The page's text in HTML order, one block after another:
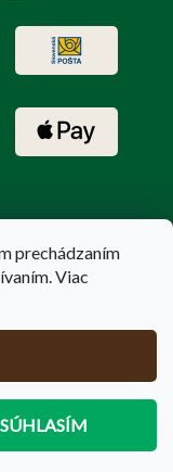
prechádzaním
Viac
SÚHLASÍM
práva vyhradené.